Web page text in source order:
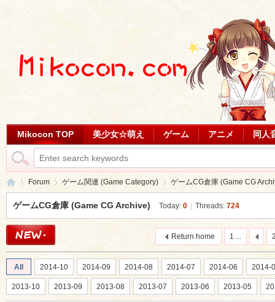
Mikocon TOP 美少女☆萌え ゲーム アニメ 同人
»
Forum ゲーム関連 (Game Category) ゲームCG倉庫 (Game CG
ゲームCG倉庫 (Game CG Archive) Today: 0 Threads: 724
1 ...
Return home
All 2014-10 2014-09 2014-08 2014-07 2014-06 2014-
2013-10 2013-09 2013-08 2013-07 2013-06 2013-05